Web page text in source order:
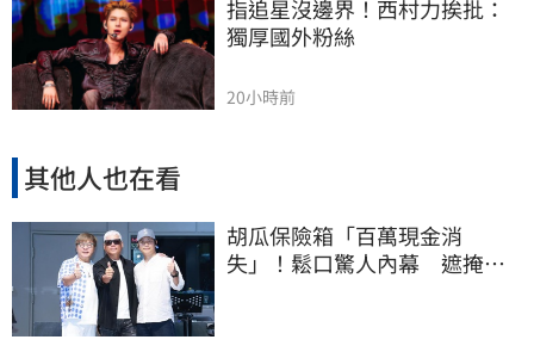
指追星沒邊界！西村力挨批：
獨厚國外粉絲
20小時前
其他人也在看
胡瓜保險箱「百萬現金消
失」！鬆口驚人內幕 遮掩滅